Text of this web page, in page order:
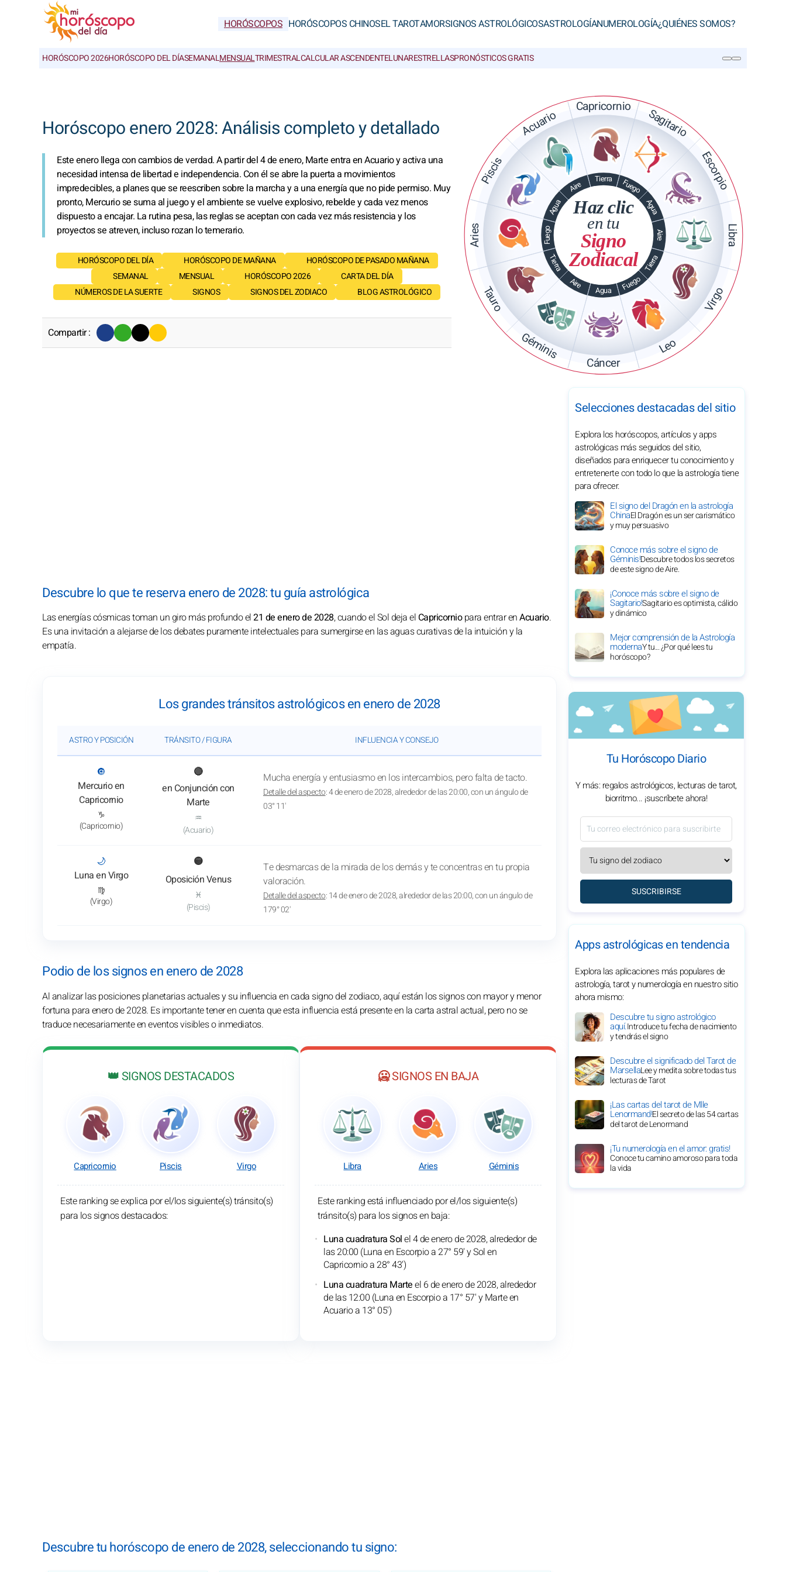
HORÓSCOPOS HORÓSCOPOS CHINOSEL TAROTAMORSIGNOS ASTROLÓGICOSASTROLOGÍANUMEROLOGÍA¿QUIÉNES SOMOS?
HORÓSCOPO 2026HORÓSCOPO DEL DÍASEMANALMENSUALTRIMESTRALCALCULAR ASCENDENTELUNARESTRELLASPRONÓSTICOS GRATIS
Horóscopo enero 2028: Análisis completo y detallado
Este enero llega con cambios de verdad. A partir del 4 de enero, Marte entra en Acuario y activa una
necesidad intensa de libertad e independencia. Con él se abre la puerta a movimientos
impredecibles, a planes que se reescriben sobre la marcha y a una energía que no pide permiso. Muy
pronto, Mercurio se suma al juego y el ambiente se vuelve explosivo, rebelde y cada vez menos
dispuesto a encajar. La rutina pesa, las reglas se aceptan con cada vez más resistencia y los
proyectos se atreven, incluso rozan lo temerario.
HORÓSCOPO DEL DÍA HORÓSCOPO DE MAÑANA
HORÓSCOPO DE PASADO MAÑANA
SEMANAL
MENSUAL HORÓSCOPO 2026
CARTA DEL DÍA
NÚMEROS DE LA SUERTE
SIGNOS SIGNOS DEL ZODIACO BLOG ASTROLÓGICO
Compartir :
Aries
Tauro
Géminis
Cáncer
Leo
Virgo
Libra
Escorpio
Sagitario
Capricornio
Acuario
Piscis
Fuego
Tierra
Aire Agua Fuego
Tierra
Aire
Agua
Fuego
Tierra
Aire
Agua Haz clic
en tu
Signo
Zodiacal
Descubre lo que te reserva enero de 2028: tu guía astrológica
Las energías cósmicas toman un giro más profundo el21 de enero de 2028, cuando el Sol deja el Capricorniopara entrar enAcuario.
Es una invitación a alejarse de los debates puramente intelectuales para sumergirse en las aguas curativas de la intuición y la
empatía.
Los grandes tránsitos astrológicos en enero de 2028
ASTRO Y POSICIÓN TRÁNSITO / FIGURA INFLUENCIA Y CONSEJO
🔘
Mercurio en
Capricornio
: Ver el análisis del tránsito
♑
(Capricornio)
🔴
en Conjunción con
Marte
♒
(Acuario)
Mucha energía y entusiasmo en los intercambios, pero falta de tacto.
Detalle del aspecto: 4 de enero de 2028, alrededor de las 20:00, con un ángulo de
03° 11'
🌙
Luna en Virgo
: Ver el análisis del tránsito
♍
(Virgo)
🟡
Oposición Venus
♓
(Piscis)
Te desmarcas de la mirada de los demás y te concentras en tu propia
valoración.
Detalle del aspecto: 14 de enero de 2028, alrededor de las 20:00, con un ángulo de
179° 02'
Podio de los signos en enero de 2028
Al analizar las posiciones planetarias actuales y su influencia en cada signo del zodiaco, aquí están los signos con mayor y menor
fortuna para enero de 2028. Es importante tener en cuenta que esta influencia está presente en la carta astral actual, pero no se
traduce necesariamente en eventos visibles o inmediatos.
👑 SIGNOS DESTACADOS
Capricornio Piscis Virgo
Este ranking se explica por el/los siguiente(s) tránsito(s)
para los signos destacados:
🥶 SIGNOS EN BAJA
Libra Aries Géminis
Este ranking está influenciado por el/los siguiente(s)
tránsito(s) para los signos en baja:
Luna cuadratura Solel 4 de enero de 2028, alrededor de
las 20:00 (Luna en Escorpio a 27° 59' y Sol en
Capricornio a 28° 43')
Luna cuadratura Marteel 6 de enero de 2028, alrededor
de las 12:00 (Luna en Escorpio a 17° 57' y Marte en
Acuario a 13° 05')
Descubre tu horóscopo de enero de 2028, seleccionando tu signo:
Selecciones destacadas del sitio
Explora los horóscopos, artículos y apps
astrológicas más seguidos del sitio,
diseñados para enriquecer tu conocimiento y
entretenerte con todo lo que la astrología tiene
para ofrecer.
El signo del Dragón en la astrología
ChinaEl Dragón es un ser carismático
y muy persuasivo
Conoce más sobre el signo de
Géminis!Descubre todos los secretos
de este signo de Aire.
¡Conoce más sobre el signo de
Sagitario!Sagitario es optimista, cálido
y dinámico
Mejor comprensión de la Astrología
modernaY tu... ¿Por qué lees tu
horóscopo?
Tu Horóscopo Diario
Y más: regalos astrológicos, lecturas de tarot,
biorritmo... ¡suscríbete ahora!
SUSCRIBIRSE
Apps astrológicas en tendencia
Explora las aplicaciones más populares de
astrología, tarot y numerología en nuestro sitio
ahora mismo:
Descubre tu signo astrológico
aquí.Introduce tu fecha de nacimiento
y tendrás el signo
Descubre el significado del Tarot de
MarsellaLee y medita sobre todas tus
lecturas de Tarot
¡Las cartas del tarot de Mlle
Lenormand!El secreto de las 54 cartas
del tarot de Lenormand
¡Tu numerología en el amor: gratis!
Conoce tu camino amoroso para toda
la vida